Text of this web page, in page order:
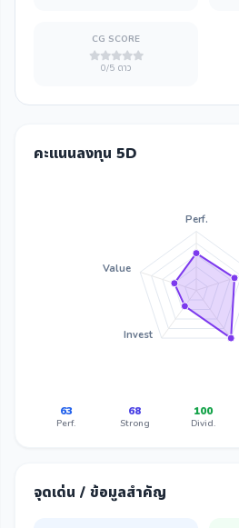
CG SCORE
0/5 ดาว
คะแนนลงทุน 5D
Perf.
Invest
Value
63
Perf.
68
Strong
100
Divid.
จุดเด่น / ข้อมูลสำคัญ